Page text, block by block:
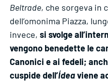
Beltrade, che sorgeva in
dell’omonima Piazza,
invece, si svolge
vengono benedette le
Canonici e ai fedeli;
cuspide dell’Ídeaviene